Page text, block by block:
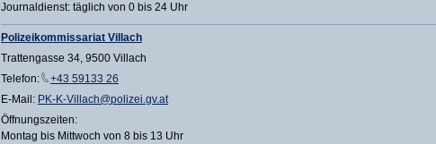
Journaldienst: täglich von 0 bis 24 Uhr
Polizeikommissariat Villach
Trattengasse 34, 9500 Villach
Telefon:
+43 59133 26
E-Mail: PK-K-Villach@polizei.gv.at
Öffnungszeiten:
Montag bis Mittwoch von 8 bis 13 Uhr